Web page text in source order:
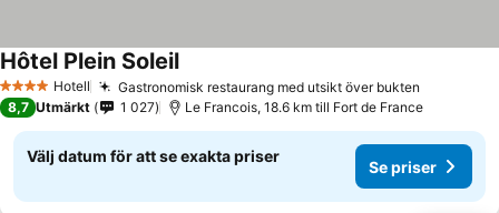
4 StjärnorHotell Gastronomisk restaurang med utsikt över bukten
Hôtel Plein Soleil
8,7 Utmärkt 1 027 Le Francois, 18.6 km till Fort de France
Välj datum för att se exakta priser
Se priser